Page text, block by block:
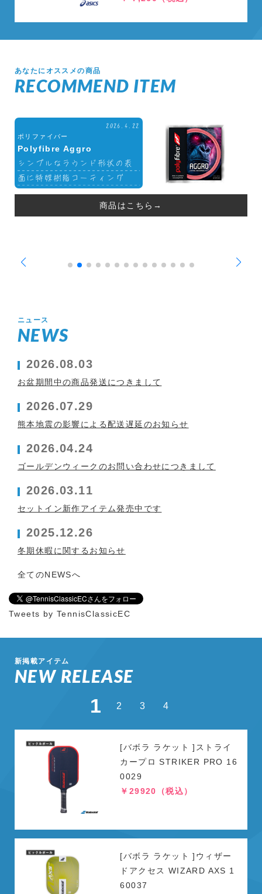
あなたにオススメの商品
RECOMMEND ITEM
2026.4.22
ポリファイバー
Polyfibre Aggro
シンプルなラウンド形状の表
面に特殊樹脂コーティング
商品はこちら→
ニュース
NEWS
2026.08.03
お盆期間中の商品発送につきまして
2026.07.29
熊本地震の影響による配送遅延のお知らせ
2026.04.24
ゴールデンウィークのお問い合わせにつきまして
2026.03.11
セットイン新作アイテム発売中です
2025.12.26
冬期休暇に関するお知らせ
全てのNEWSへ
Tweets by TennisClassicEC
新掲載アイテム
NEW RELEASE
1 2 3 4
[バボラ ラケット ]ストライ
カープロ STRIKER PRO 16
0029
￥29920（税込）
[バボラ ラケット ]ウィザー
ドアクセス WIZARD AXS 1
60037